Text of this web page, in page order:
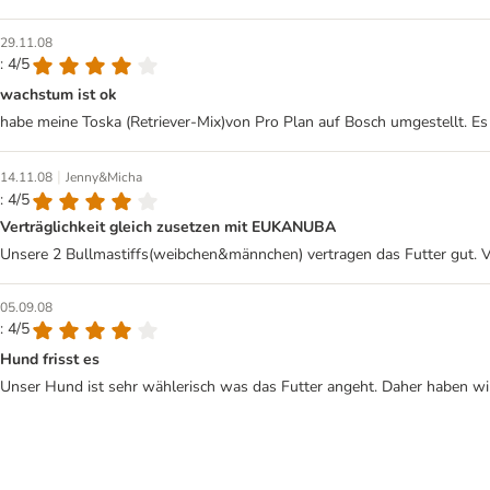
29.11.08
: 4/5
wachstum ist ok
habe meine Toska (Retriever-Mix)von Pro Plan auf Bosch umgestellt.
14.11.08 | Jenny&Micha
: 4/5
Verträglichkeit gleich zusetzen mit EUKANUBA
Unsere 2 Bullmastiffs(weibchen&männchen) vertragen das Futter gut.
05.09.08
: 4/5
Hund frisst es
Unser Hund ist sehr wählerisch was das Futter angeht. Daher haben